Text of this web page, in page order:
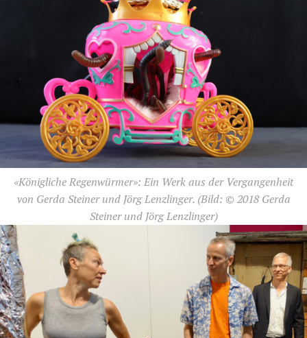
«Königliche Regenwürmer»: Ein Werk aus der Vergangenheit
von Gerda Steiner und Jörg Lenzlinger.(Bild: © 2018 Gerda
Steiner und Jörg Lenzlinger)